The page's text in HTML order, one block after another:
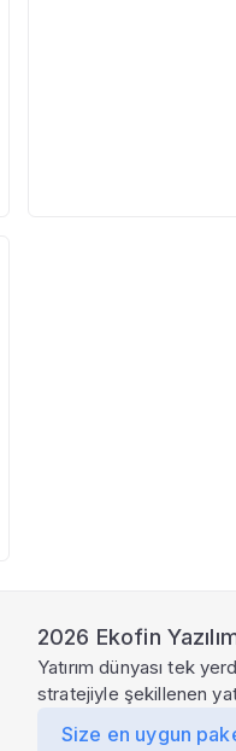
2026 Ekofin
Yatırım dünyası tek
stratejiyle şekillenen
Size en uygun